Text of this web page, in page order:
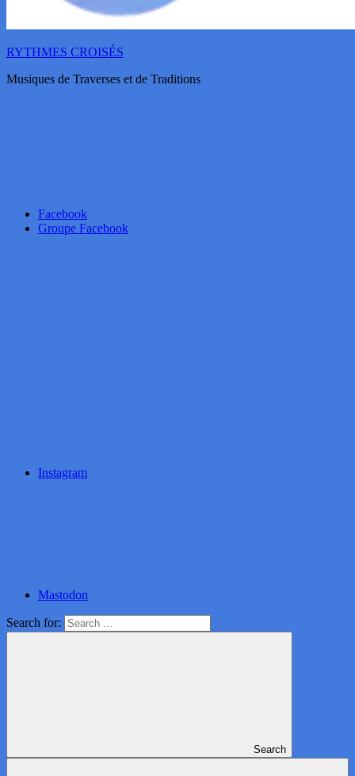
RYTHMES CROISÉS
Musiques de Traverses et de Traditions
Facebook
Groupe Facebook
Instagram
Mastodon
Search for:
Search